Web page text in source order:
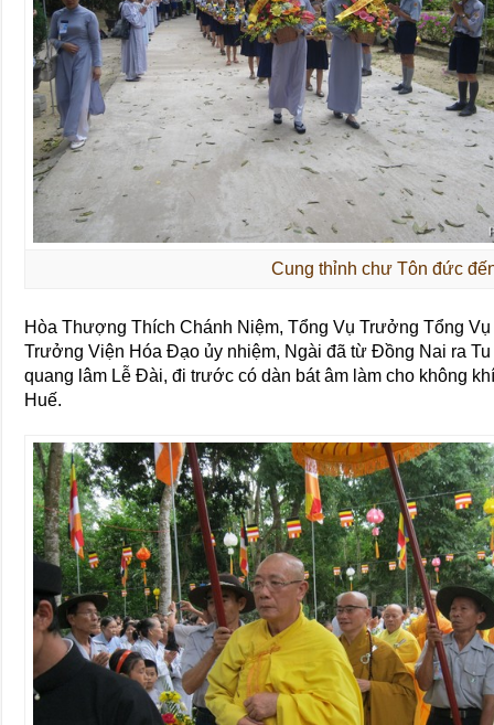
Cung thỉnh chư Tôn đức
Hòa Thượng Thích Chánh Niệm, Tổng Vụ Trưởng Tổng
Trưởng Viện Hóa Đạo ủy nhiệm, Ngài đã từ Đồng Nai ra
quang lâm Lễ Đài, đi trước có dàn bát âm làm cho không
Huế.